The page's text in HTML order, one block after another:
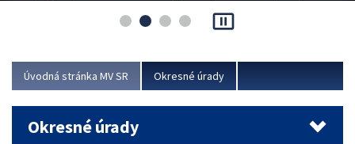
asociácie poisťovní (SLASPO) a Ministerstva vnútra SR.
Viac
pause_presentation
Úvodná stránka MV SR Okresné úrady
Okresné úrady